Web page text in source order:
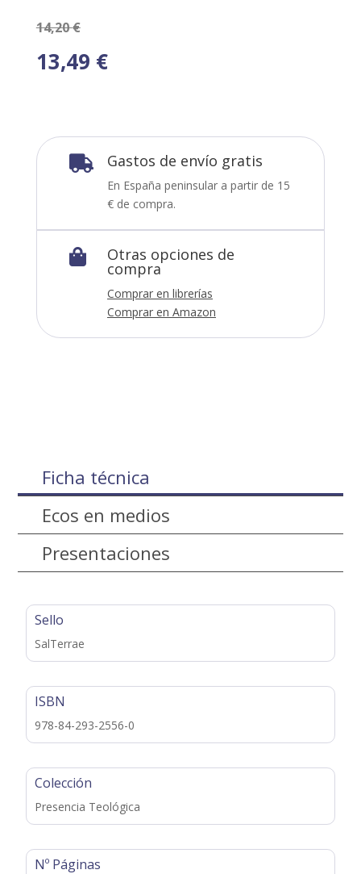
14,20€
13,49 €
 Gastos de envío gratis
En España peninsular a partir de 15
€ de compra.
 Otras opciones de
compra
Comprar en librerías
Comprar en Amazon
Ficha técnica
Ecos en medios
Presentaciones
Sello
SalTerrae
ISBN
978-84-293-2556-0
Colección
Presencia Teológica
Nº Páginas